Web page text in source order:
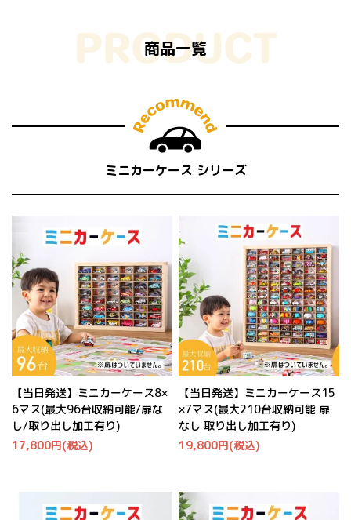
お問い合わせ
商品一覧
ミニカーケース シリーズ
【当日発送】ミニカーケース8×
6マス(最大96台収納可能/扉な
し/取り出し加工有り)
17,800円(税込)
【当日発送】ミニカーケース15
×7マス(最大210台収納可能 扉
なし 取り出し加工有り)
19,800円(税込)